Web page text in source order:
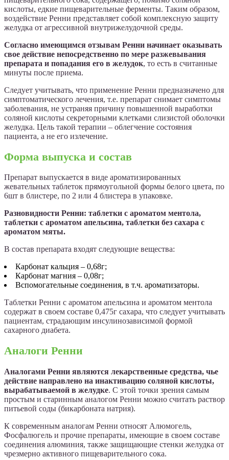
кислоты, едкие пищеварительные ферменты. Таким образом,
воздействие Ренни представляет собой комплексную защиту
желудка от агрессивной внутрижелудочной среды.
Согласно имеющимся отзывам Ренни начинает оказывать
свое действие непосредственно по мере разжевывания
препарата и попадания его в желудок, то есть в считанные
минуты после приема.
Следует учитывать, что применение Ренни предназначено для
симптоматического лечения, т.е. препарат снимает симптомы
заболевания, не устраняя причину повышенной выработки
соляной кислоты секреторными клетками слизистой оболочки
желудка. Цель такой терапии – облегчение состояния
пациента, а не его излечение.
Форма выпуска и состав
Препарат выпускается в виде ароматизированных
жевательных таблеток прямоугольной формы белого цвета, по
6шт в блистере, по 2 или 4 блистера в упаковке.
Разновидности Ренни: таблетки с ароматом ментола,
таблетки с ароматом апельсина, таблетки без сахара с
ароматом мяты.
В состав препарата входят следующие вещества:
Карбонат кальция – 0,68г;
Карбонат магния – 0,08г;
Вспомогательные соединения, в т.ч. ароматизаторы.
Таблетки Ренни с ароматом апельсина и ароматом ментола
содержат в своем составе 0,475г сахара, что следует учитывать
пациентам, страдающим инсулинозависимой формой
сахарного диабета.
Аналоги Ренни
Аналогами Ренни являются лекарственные средства, чье
действие направлено на инактивацию соляной кислоты,
вырабатываемой в желудке. С этой точки зрения самым
простым и старинным аналогом Ренни можно считать раствор
питьевой соды (бикарбоната натрия).
К современным аналогам Ренни относят Алюмогель,
Фосфалюгель и прочие препараты, имеющие в своем составе
соединения алюминия, также защищающие стенки желудка от
чрезмерно активного пищеварительного сока.